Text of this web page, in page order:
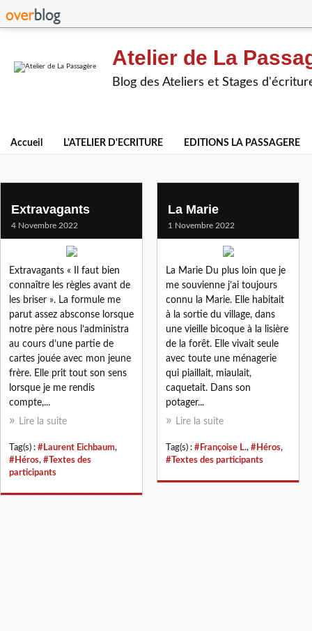
Atelier de La
Blog des Ateliers et Stages
Accueil L'ATELIER D'ECRITURE EDITIONS LA PASSAGERE
heros
Extravagants
4 Novembre 2022
Extravagants « Il faut bien
connaître les règles avant de
les briser ». La formule me
parut assez absconse lorsque
notre père nous l’administra
au cours d’une partie de
cartes jouée avec mon jeune
frère. Elle prit tout son sens
lorsque je me rendis
compte,...
Lire la suite
Tag(s) : #Laurent Eichbaum,
#Héros, #Textes des
participants
La Marie
1 Novembre 2022
La Marie Du plus loin que je
me souvienne j’ai toujours
connu la Marie. Elle habitait
à la sortie du village, dans
une vieille bicoque à la lisière
de la forêt. Elle vivait seule
avec toute une ménagerie
qui piaillait, miaulait,
caquetait. Dans son
potager...
Lire la suite
Tag(s) : #Françoise L., #Héros,
#Textes des participants